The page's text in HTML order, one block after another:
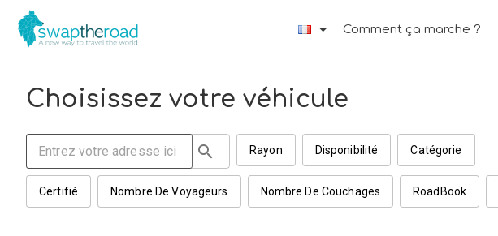
Comment ça marche ?
Choisissez votre véhicule
search Rayon Disponibilité Catégorie
Certifié Nombre De Voyageurs Nombre De Couchages RoadBook